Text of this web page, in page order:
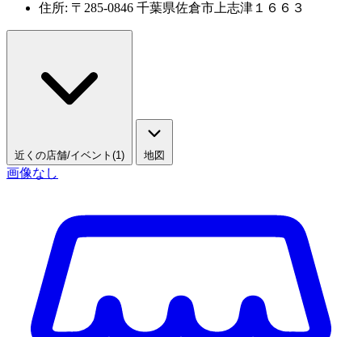
住所: 〒285-0846 千葉県佐倉市上志津１６６３
近くの店舗/イベント(1) 地図
画像なし